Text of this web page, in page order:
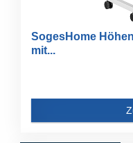
SogesHome
mit...